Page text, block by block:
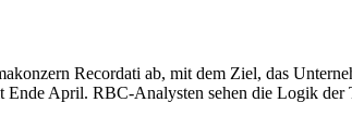
Recordati ab, mit dem Ziel, das
April. RBC-Analysten sehen die Logik der